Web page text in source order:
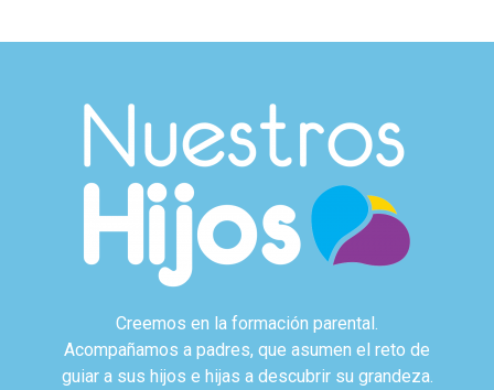
Creemos en la formación parental.
Acompañamos a padres, que asumen el reto de
guiar a sus hijos e hijas a descubrir su grandeza.